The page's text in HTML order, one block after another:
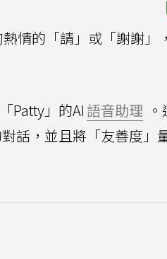
情的「請」或「謝謝」
Patty」的AI 語音助理
話，並且將「友善度」